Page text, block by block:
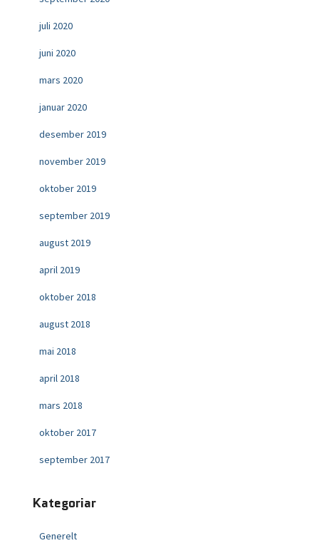
juli 2020
juni 2020
mars 2020
januar 2020
desember 2019
november 2019
oktober 2019
september 2019
august 2019
april 2019
oktober 2018
august 2018
mai 2018
april 2018
mars 2018
oktober 2017
september 2017
Kategoriar
Generelt